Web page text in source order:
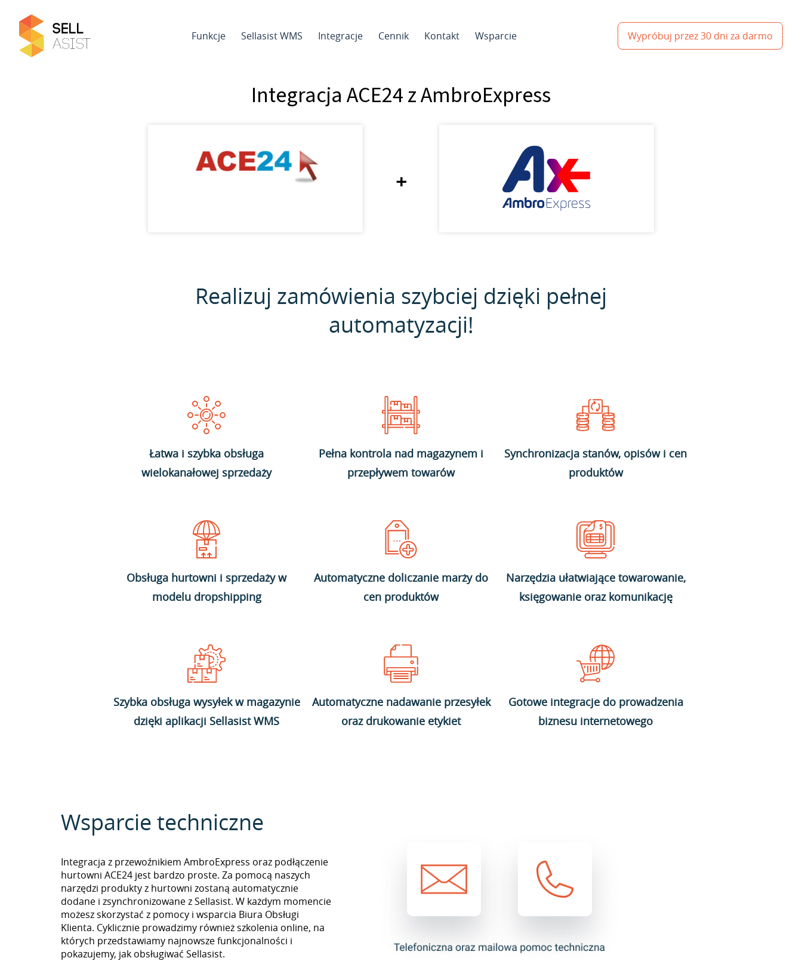
Funkcje Sellasist WMS Integracje Cennik Kontakt Wsparcie Wypróbuj przez 30 dni za darmo
Integracja ACE24 z AmbroExpress
+
Realizuj zamówienia szybciej dzięki pełnej
automatyzacji!
Łatwa i szybka obsługa
wielokanałowej sprzedaży
Pełna kontrola nad magazynem i
przepływem towarów
Synchronizacja stanów, opisów i cen
produktów
Obsługa hurtowni i sprzedaży w
modelu dropshipping
Automatyczne doliczanie marży do
cen produktów
Narzędzia ułatwiające towarowanie,
księgowanie oraz komunikację
Szybka obsługa wysyłek w magazynie
dzięki aplikacji Sellasist WMS
Automatyczne nadawanie przesyłek
oraz drukowanie etykiet
Gotowe integracje do prowadzenia
biznesu internetowego
Wsparcie techniczne
Integracja z przewoźnikiem AmbroExpress oraz podłączenie
hurtowni ACE24 jest bardzo proste. Za pomocą naszych
narzędzi produkty z hurtowni zostaną automatycznie
dodane i zsynchronizowane z Sellasist. W każdym momencie
możesz skorzystać z pomocy i wsparcia Biura Obsługi
Klienta. Cyklicznie prowadzimy również szkolenia online, na
których przedstawiamy najnowsze funkcjonalności i
pokazujemy, jak obsługiwać Sellasist.